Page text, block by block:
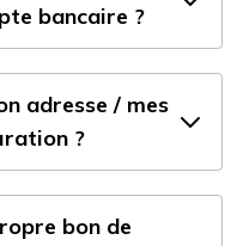
bancaire ?
adresse / mes
?
bon de